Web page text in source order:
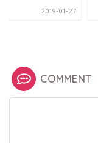
2019-01-27
COMMENT